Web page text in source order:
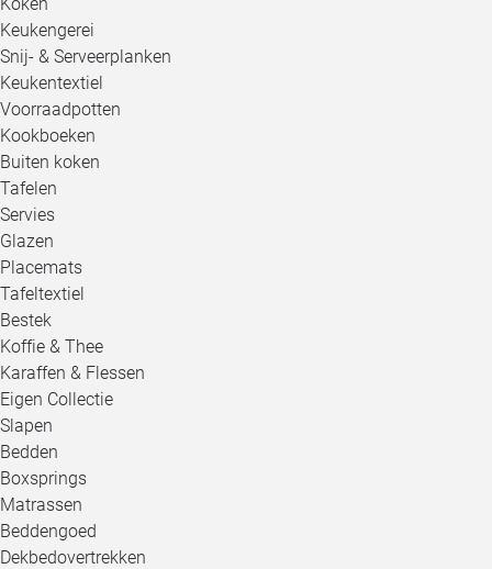
Keukengerei
Snij- & Serveerplanken
Keukentextiel
Voorraadpotten
Kookboeken
Buiten koken
Tafelen
Servies
Glazen
Placemats
Tafeltextiel
Bestek
Koffie & Thee
Karaffen & Flessen
Eigen Collectie
Slapen
Bedden
Boxsprings
Matrassen
Beddengoed
Dekbedovertrekken